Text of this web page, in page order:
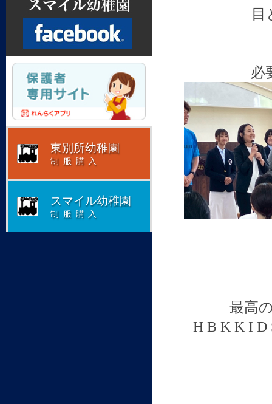
必
最高
H B K K I D
Facebook
Facebook
東別所幼稚園
制服購入
スマイル幼稚園
制服購入